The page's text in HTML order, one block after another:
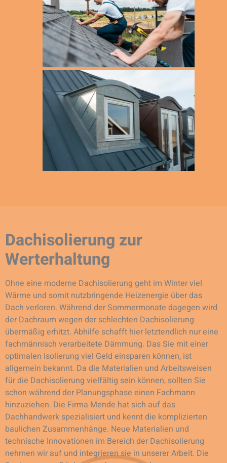
Dachisolierung zur
Werterhaltung
Ohne eine moderne Dachisolierung geht im Winter viel
Wärme und somit nutzbringende Heizenergie über das
Dach verloren. Während der Sommermonate dagegen wird
der Dachraum wegen der schlechten Dachisolierung
übermäßig erhitzt. Abhilfe schafft hier letztendlich nur eine
fachmännisch verarbeitete Dämmung. Das Sie mit einer
optimalen Isolierung viel Geld einsparen können, ist
allgemein bekannt. Da die Materialien und Arbeitsweisen
für die Dachisolierung vielfältig sein können, sollten Sie
schon während der Planungsphase einen Fachmann
hinzuziehen. Die Firma Mende hat sich auf das
Dachhandwerk spezialisiert und kennt die komplizierten
baulichen Zusammenhänge. Neue Materialien und
technische Innovationen im Bereich der Dachisolierung
nehmen wir auf und integrieren sie in unserer Arbeit. Die